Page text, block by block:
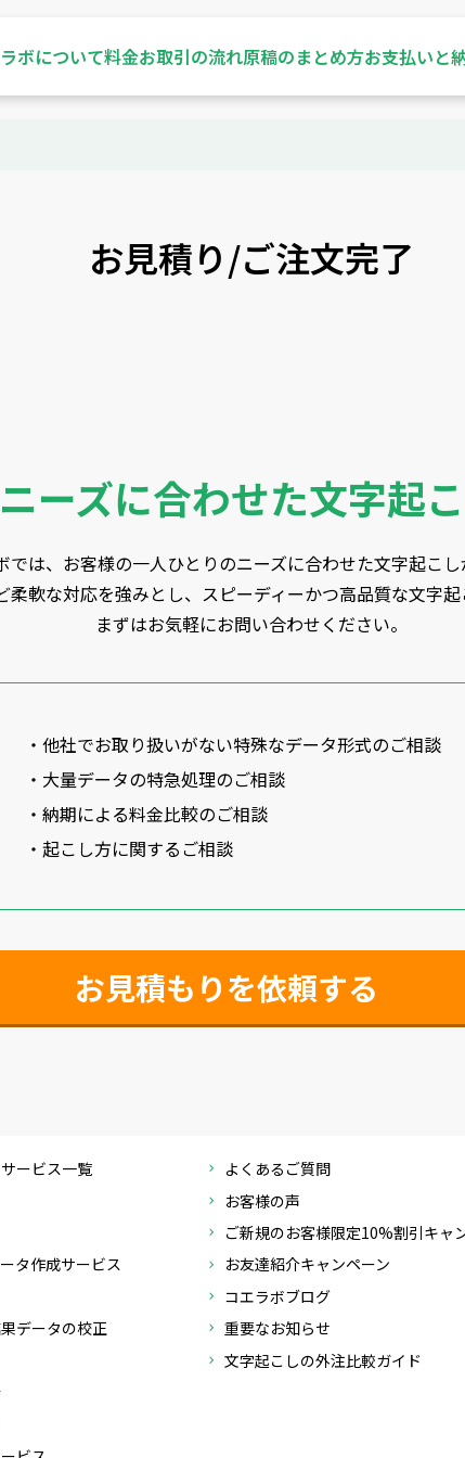
ボについて料金お取引の流れ原稿のまとめ方お支払いと
お見積り/ご注文完了
ーズに合わせた文字起
では、お客様の一人ひとりのニーズに合わせた文字起こし
軟な対応を強みとし、スピーディーかつ高品質な文字起
まずはお気軽にお問い合わせください。
・他社でお取り扱いがない特殊なデータ形式のご相談
・大量データの特急処理のご相談
・納期による料金比較のご相談
・起こし方に関するご相談
お見積もりを依頼する
ービス一覧
タ作成サービス
データの校正
よくあるご質問
お客様の声
ご新規のお客様限定10%割引キャ
お友達紹介キャンペーン
コエラボブログ
重要なお知らせ
文字起こしの外注比較ガイド